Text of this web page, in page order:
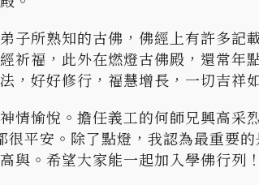
子所熟知的古佛，佛經上有許多記
祈福，此外在燃燈古佛殿，還常年
好好修行，福慧增長，一切吉祥如
情愉悅。擔任義工的何師兄興高采
平安。除了點燈，我認為最重要
。希望大家能一起加入學佛行列！